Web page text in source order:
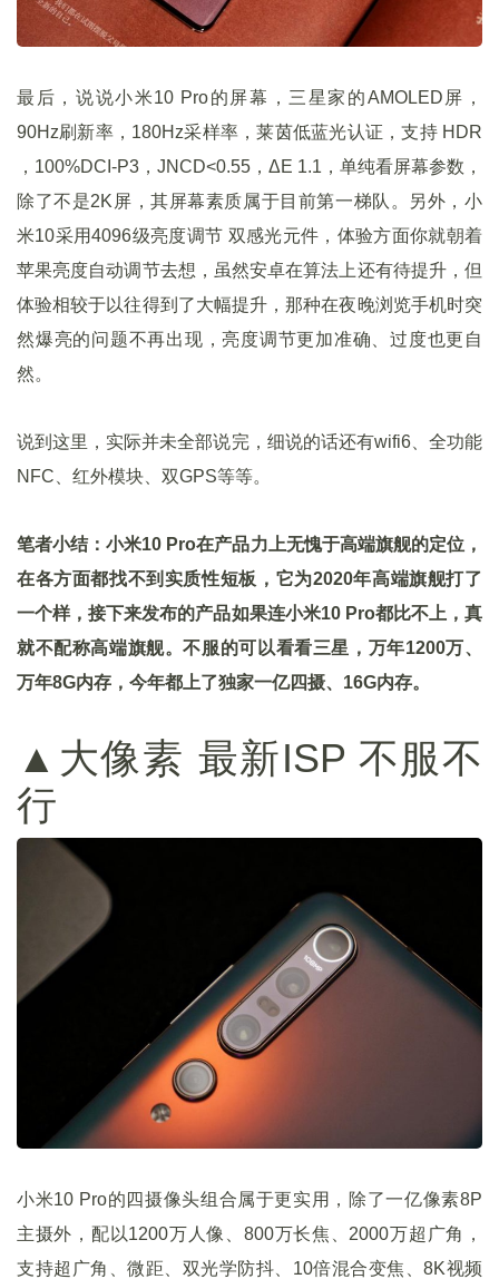
最后，说说小米10 Pro的屏幕，三星家的AMOLED屏，
90Hz刷新率，180Hz采样率，莱茵低蓝光认证，支持 HDR
，100%DCI-P3，JNCD<0.55，ΔE 1.1，单纯看屏幕参数，
除了不是2K屏，其屏幕素质属于目前第一梯队。另外，小
米10采用4096级亮度调节 双感光元件，体验方面你就朝着
苹果亮度自动调节去想，虽然安卓在算法上还有待提升，但
体验相较于以往得到了大幅提升，那种在夜晚浏览手机时突
然爆亮的问题不再出现，亮度调节更加准确、过度也更自
然。
说到这里，实际并未全部说完，细说的话还有wifi6、全功能
NFC、红外模块、双GPS等等。
笔者小结：小米10 Pro在产品力上无愧于高端旗舰的定位，
在各方面都找不到实质性短板，它为2020年高端旗舰打了
一个样，接下来发布的产品如果连小米10 Pro都比不上，真
就不配称高端旗舰。不服的可以看看三星，万年1200万、
万年8G内存，今年都上了独家一亿四摄、16G内存。
▲大像素 最新ISP 不服不
行
小米10 Pro的四摄像头组合属于更实用，除了一亿像素8P
主摄外，配以1200万人像、800万长焦、2000万超广角，
支持超广角、微距、双光学防抖、10倍混合变焦、8K视频